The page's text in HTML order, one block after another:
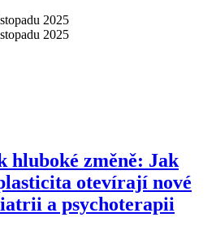
2025
2025
hluboké změně: Jak
otevírají nové
a psychoterapii